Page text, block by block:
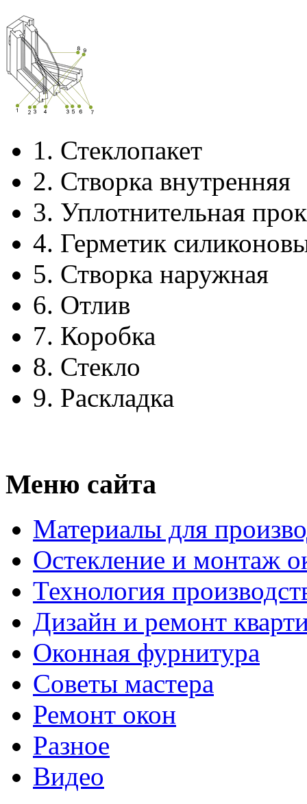
1. Стеклопакет
2. Створка внутренняя
3. Уплотнительная
4. Герметик
5. Створка наружная
6. Отлив
7. Коробка
8. Стекло
9. Раскладка
Меню сайта
Материалы для
Остекление и монтаж
Технология
Дизайн и ремонт
Оконная фурнитура
Советы мастера
Ремонт окон
Разное
Видео